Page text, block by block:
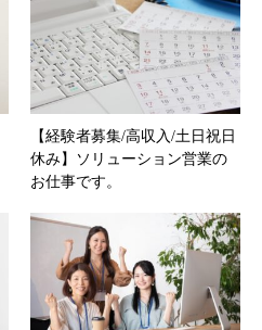
【経験者募集/高収入/土日祝日
休み】ソリューション営業の
お仕事です。